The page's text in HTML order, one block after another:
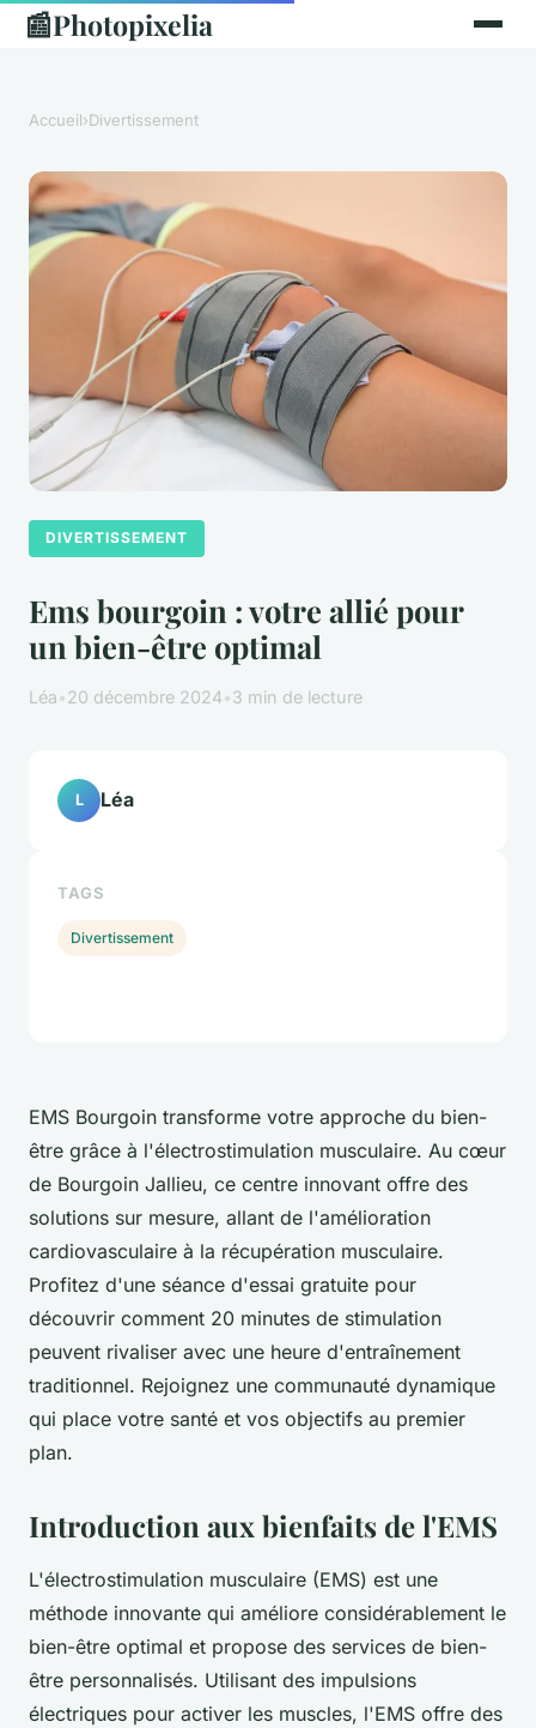
📰Photopixelia
Accueil›Divertissement
DIVERTISSEMENT
Ems bourgoin : votre allié pour
un bien-être optimal
Léa•20 décembre 2024•3 min de lecture
EMS Bourgoin transforme votre approche du bien-
être grâce à l'électrostimulation musculaire. Au cœur
de Bourgoin Jallieu, ce centre innovant offre des
solutions sur mesure, allant de l'amélioration
cardiovasculaire à la récupération musculaire.
Profitez d'une séance d'essai gratuite pour
découvrir comment 20 minutes de stimulation
peuvent rivaliser avec une heure d'entraînement
traditionnel. Rejoignez une communauté dynamique
qui place votre santé et vos objectifs au premier
plan.
Introduction aux bienfaits de l'EMS
L'électrostimulation musculaire (EMS) est une
méthode innovante qui améliore considérablement le
bien-être optimal et propose des services de bien-
être personnalisés. Utilisant des impulsions
électriques pour activer les muscles, l'EMS offre des
L Léa
TAGS
Divertissement